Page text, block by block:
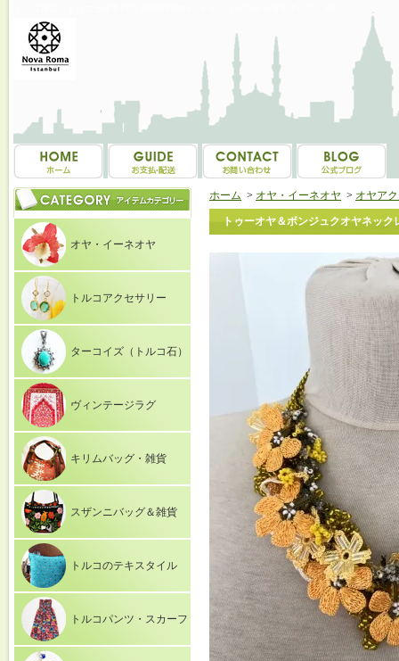
オヤ・イーネオヤ
トルコアクセサリー
ターコイズ（トルコ石）
ヴィンテージラグ
キリムバッグ・雑貨
スザンニバッグ＆雑貨
トルコのテキスタイル
トルコパンツ・スカーフ
ホーム > オヤ・イーネオヤ > オヤア
トゥーオヤ＆ボンジュクオヤネック